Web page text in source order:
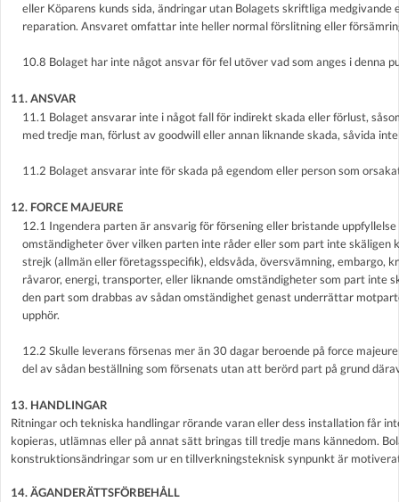
eller Köparens kunds sida, ändringar utan Bolagets skriftliga
reparation. Ansvaret omfattar inte heller normal förslitning eller
10.8 Bolaget har inte något ansvar för fel utöver vad som anges i denna
11. ANSVAR
11.1 Bolaget ansvarar inte i något fall för indirekt skada eller förlust,
med tredje man, förlust av goodwill eller annan liknande skada, såvida
11.2 Bolaget ansvarar inte för skada på egendom eller person som
12. FORCE MAJEURE
12.1 Ingendera parten är ansvarig för försening eller bristande
omständigheter över vilken parten inte råder eller som part inte skäligen
strejk (allmän eller företagsspecifik), eldsvåda, översvämning, embargo,
råvaror, energi, transporter, eller liknande omständigheter som part inte
den part som drabbas av sådan omständighet genast underrättar
upphör.
12.2 Skulle leverans försenas mer än 30 dagar beroende på force
del av sådan beställning som försenats utan att berörd part på grund
13. HANDLINGAR
Ritningar och tekniska handlingar rörande varan eller dess installation får
kopieras, utlämnas eller på annat sätt bringas till tredje mans kännedom.
konstruktionsändringar som ur en tillverkningsteknisk synpunkt är
14. ÄGANDERÄTTSFÖRBEHÅLL